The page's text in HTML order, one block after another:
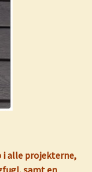
i alle projekterne,